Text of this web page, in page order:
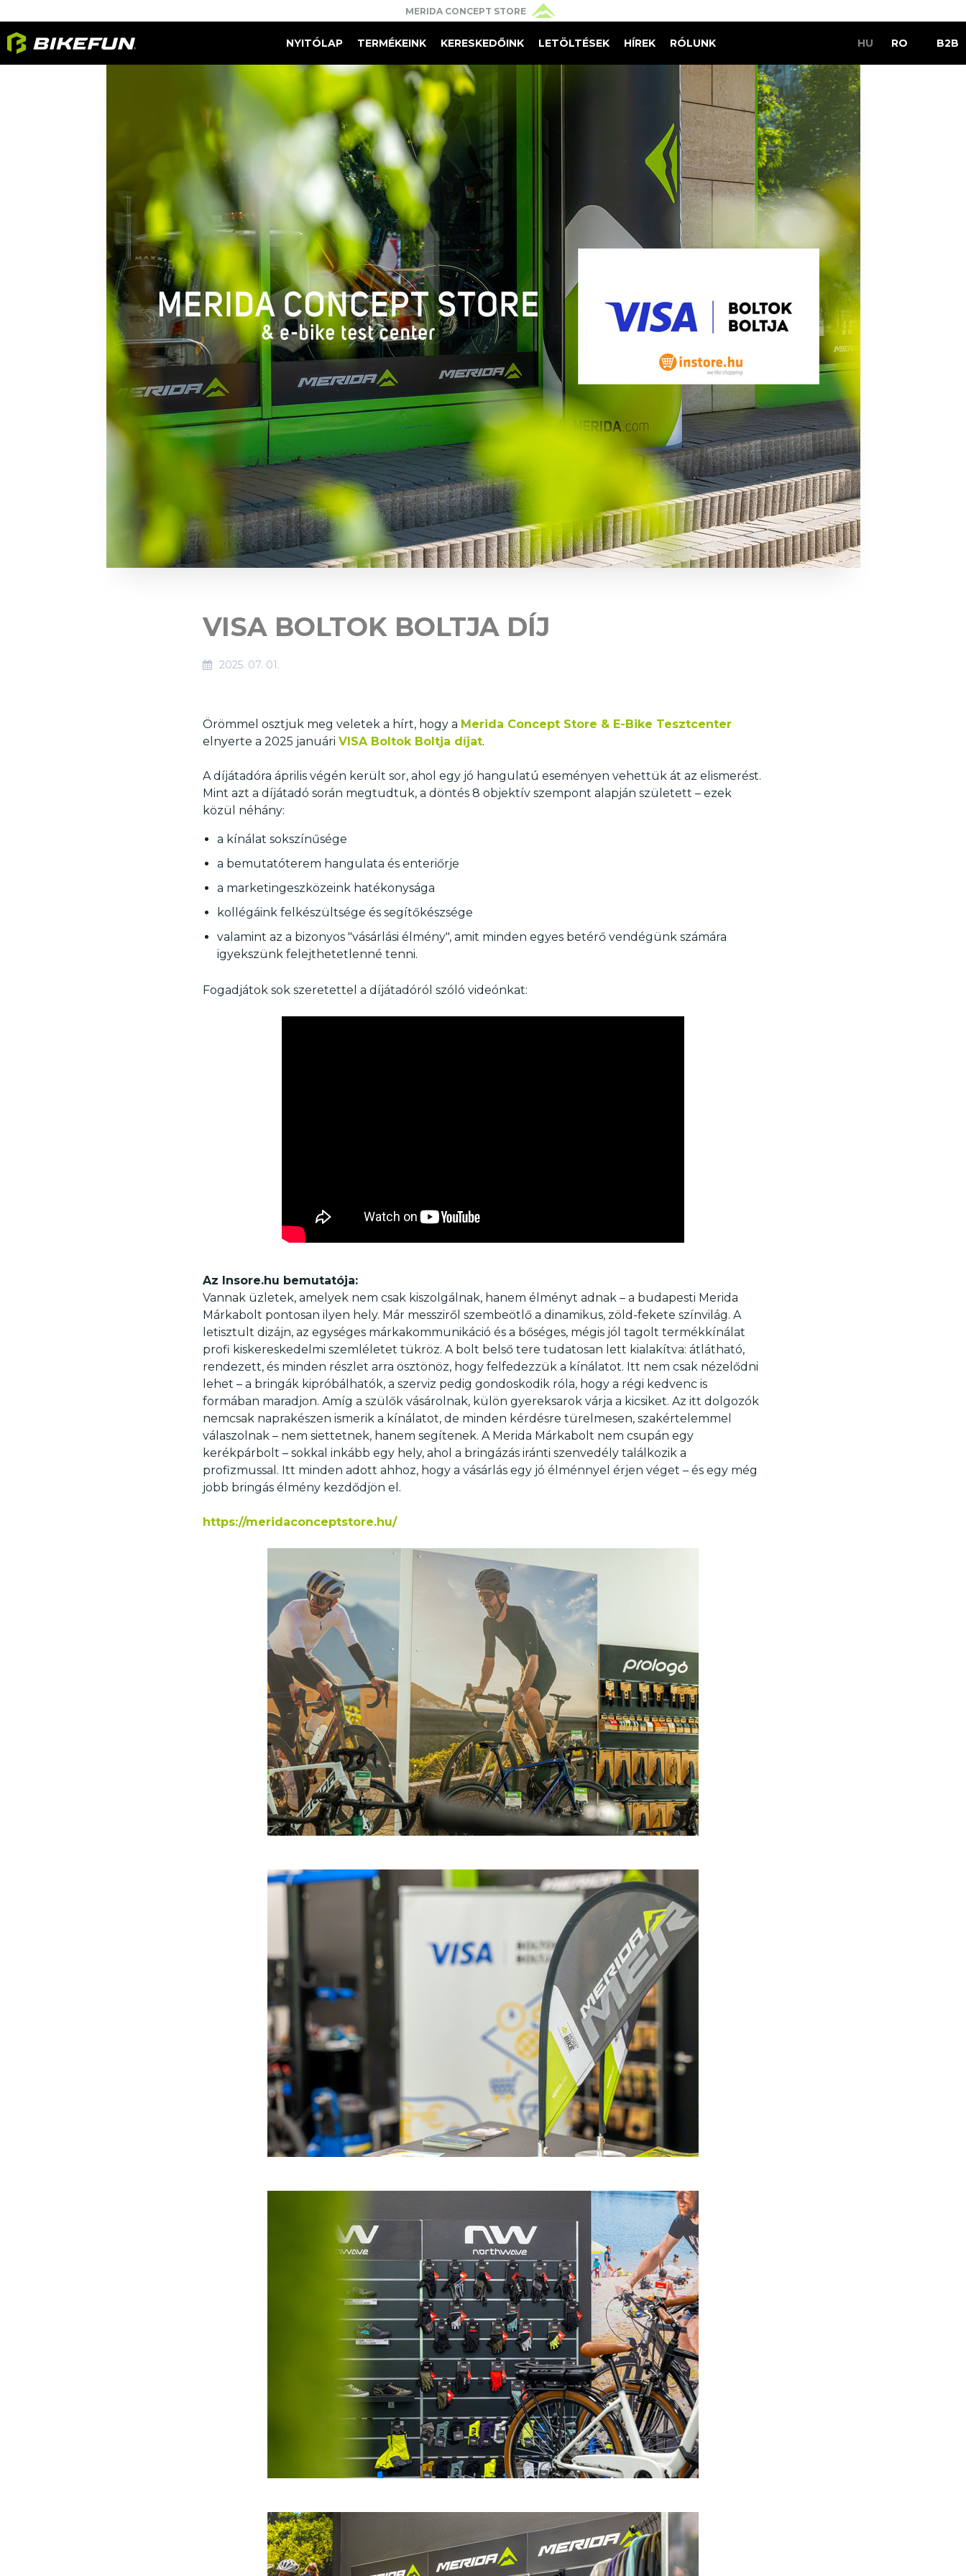
MERIDA CONCEPT STORE
NYITÓLAP TERMÉKEINK KERESKEDŐINK LETÖLTÉSEK HÍREK RÓLUNK HU RO B2B
VISA BOLTOK BOLTJA DÍJ
2025. 07. 01.
Örömmel osztjuk meg veletek a hírt, hogy a Merida Concept Store & E-Bike Tesztcenter
elnyerte a 2025 januári VISA Boltok Boltja díjat.
A díjátadóra április végén került sor, ahol egy jó hangulatú eseményen vehettük át az elismerést.
Mint azt a díjátadó során megtudtuk, a döntés 8 objektív szempont alapján született – ezek
közül néhány:
a kínálat sokszínűsége
a bemutatóterem hangulata és enteriőrje
a marketingeszközeink hatékonysága
kollégáink felkészültsége és segítőkészsége
valamint az a bizonyos "vásárlási élmény", amit minden egyes betérő vendégünk számára
igyekszünk felejthetetlenné tenni.
Fogadjátok sok szeretettel a díjátadóról szóló videónkat:
Az Insore.hu bemutatója:
Vannak üzletek, amelyek nem csak kiszolgálnak, hanem élményt adnak – a budapesti Merida
Márkabolt pontosan ilyen hely. Már messziről szembeötlő a dinamikus, zöld-fekete színvilág. A
letisztult dizájn, az egységes márkakommunikáció és a bőséges, mégis jól tagolt termékkínálat
profi kiskereskedelmi szemléletet tükröz. A bolt belső tere tudatosan lett kialakítva: átlátható,
rendezett, és minden részlet arra ösztönöz, hogy felfedezzük a kínálatot. Itt nem csak nézelődni
lehet – a bringák kipróbálhatók, a szerviz pedig gondoskodik róla, hogy a régi kedvenc is
formában maradjon. Amíg a szülők vásárolnak, külön gyereksarok várja a kicsiket. Az itt dolgozók
nemcsak naprakészen ismerik a kínálatot, de minden kérdésre türelmesen, szakértelemmel
válaszolnak – nem siettetnek, hanem segítenek. A Merida Márkabolt nem csupán egy
kerékpárbolt – sokkal inkább egy hely, ahol a bringázás iránti szenvedély találkozik a
profizmussal. Itt minden adott ahhoz, hogy a vásárlás egy jó élménnyel érjen véget – és egy még
jobb bringás élmény kezdődjön el.
https://meridaconceptstore.hu/